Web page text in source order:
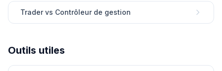
Trader vs Contrôleur de gestion
Outils utiles